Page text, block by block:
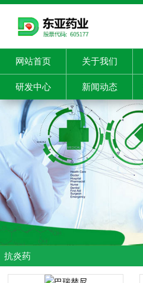
网站首页 关于我们
研发中心 新闻动态
抗炎药